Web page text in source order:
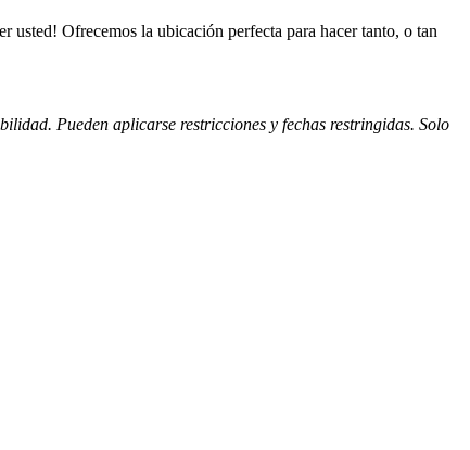
usted! Ofrecemos la ubicación perfecta para hacer tanto, o tan
Pueden aplicarse restricciones y fechas restringidas. Solo